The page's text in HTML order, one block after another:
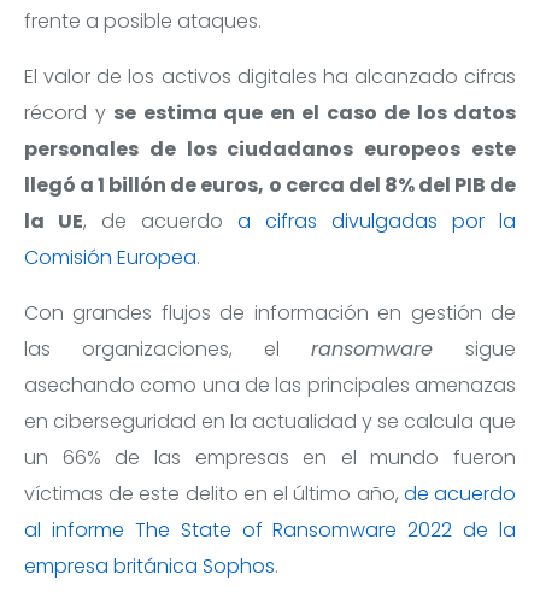
frente a posible ataques.
El valor de los activos digitales ha alcanzado cifras
récord y se estima que en el caso de los datos
personales de los ciudadanos europeos este
llegó a 1 billón de euros, o cerca del 8% del PIB de
la UE, de acuerdo a cifras divulgadas por la
Comisión Europea.
Con grandes flujos de información en gestión de
las organizaciones, el ransomware sigue
asechando como una de las principales amenazas
en ciberseguridad en la actualidad y se calcula que
un 66% de las empresas en el mundo fueron
víctimas de este delito en el último año, de acuerdo
al informe The State of Ransomware 2022 de la
empresa británica Sophos.